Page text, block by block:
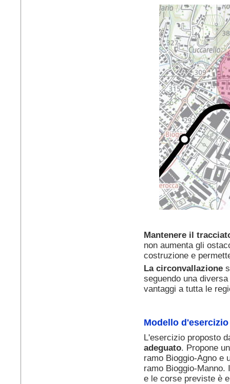
Mantenere il
non aumenta gli
costruzione e
La circonvallazione
seguendo una
vantaggi a tutta le
Modello
L'esercizio proposto
adeguato. Propone
ramo Bioggio-Agno e
ramo Bioggio-
e le corse previste è